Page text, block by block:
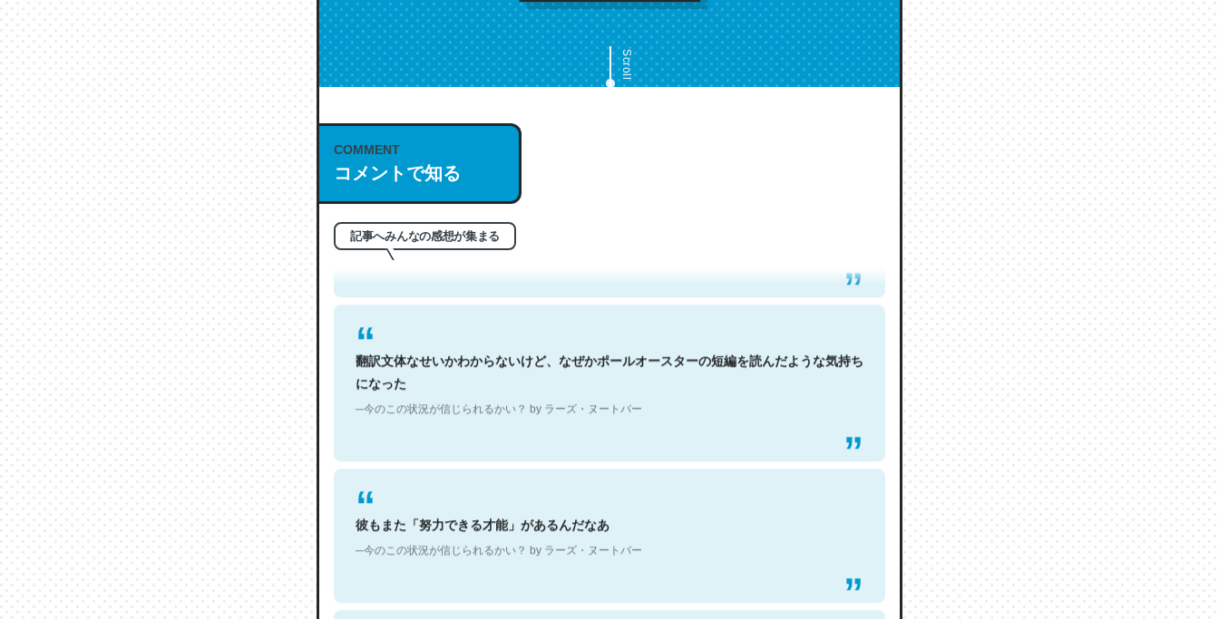
Scroll
COMMENT
コメントで知る
記事へみんなの感想が集まる
これは名文。彼はとてもクレバーなんだろうなと凄く思う。英語少しでも読める人は原文
もお勧め。自分はこの流れ好き。Let’s Fucking Go. Then Covid hit. Shit.
─今のこの状況が信じられるかい？ by ラーズ・ヌートバー
翻訳文体なせいかわからないけど、なぜかポールオースターの短編を読んだような気持ち
になった
─今のこの状況が信じられるかい？ by ラーズ・ヌートバー
彼もまた「努力できる才能」があるんだなあ
─今のこの状況が信じられるかい？ by ラーズ・ヌートバー